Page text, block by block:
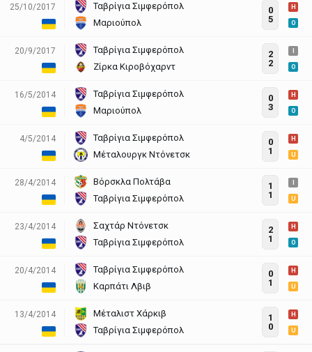
25/10/2017
Ταβρίγια Σιμφερόπολ
Μαριούπολ
0
5
H
O
20/9/2017
Ταβρίγια Σιμφερόπολ
Ζίρκα Κιροβόχαρντ
2
2
O
16/5/2014
Ταβρίγια Σιμφερόπολ
Μαριούπολ
0
3
H
O
4/5/2014
Ταβρίγια Σιμφερόπολ
Μέταλουργκ Ντόνετσκ
0
1
H
U
28/4/2014
Βόρσκλα Πολτάβα
Ταβρίγια Σιμφερόπολ
1
1
U
23/4/2014
Σαχτάρ Ντόνετσκ
Ταβρίγια Σιμφερόπολ
2
1
H
O
20/4/2014
Ταβρίγια Σιμφερόπολ
Καρπάτι Λβιβ
0
1
H
U
13/4/2014
Μέταλιστ Χάρκιβ
Ταβρίγια Σιμφερόπολ
1
0
H
U